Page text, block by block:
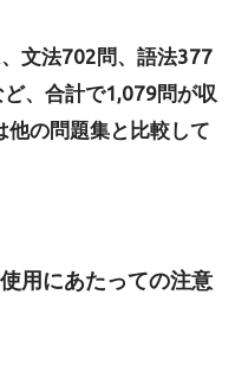
、文法702問、語法377
、合計で1,079問が収
他の問題集と比較して
使用にあたっての注意